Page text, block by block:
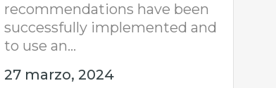
recommendations have been
successfully implemented and
to use an...
27 marzo, 2024